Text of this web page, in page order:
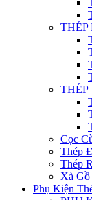
THÉP
THÉP
Cọc
Thép
Thép
Xà Gồ
Phụ Kiện